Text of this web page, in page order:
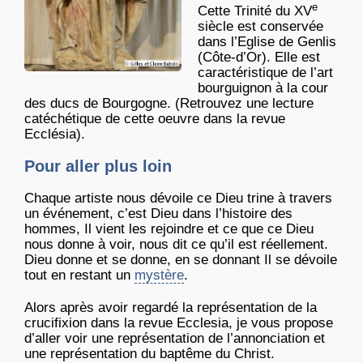
Cette Trinité du XVe
siècle est conservée
dans l’Eglise de Genlis
(Côte-d’Or). Elle est
caractéristique de l’art
bourguignon à la cour
des ducs de Bourgogne. (Retrouvez une lecture
catéchétique de cette oeuvre dans la revue
Ecclésia).
Pour aller plus loin
Chaque artiste nous dévoile ce Dieu trine à travers
un événement, c’est Dieu dans l’histoire des
hommes, Il vient les rejoindre et ce que ce Dieu
nous donne à voir, nous dit ce qu’il est réellement.
Dieu donne et se donne, en se donnant Il se dévoile
tout en restant un mystère.
Alors après avoir regardé la représentation de la
crucifixion dans la revue Ecclesia, je vous propose
d’aller voir une représentation de l’annonciation et
une représentation du baptême du Christ.